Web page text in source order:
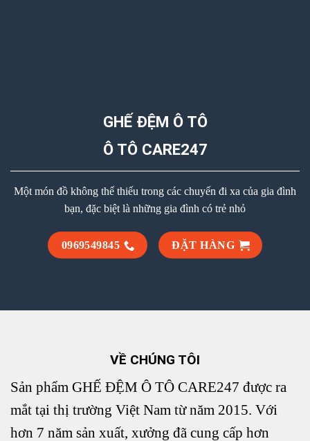
GHẾ ĐỆM Ô TÔ
Ô TÔ CARE247
Một món đồ không thể thiếu trong các chuyến đi xa của gia đình
bạn, đặc biệt là những gia đình có trẻ nhỏ
0969549845 ĐẶT HÀNG
VỀ CHÚNG TÔI
Sản phẩm GHẾ ĐỆM Ô TÔ CARE247 được ra
mắt tại thị trường Việt Nam từ năm 2015. Với
hơn 7 năm sản xuất, xưởng đã cung cấp hơn